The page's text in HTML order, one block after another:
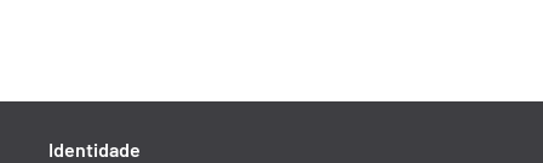
Identidade